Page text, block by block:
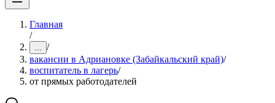
Главная
/
... /
вакансии в Адриановке (Забайкальский край)/
воспитатель в лагерь/
от прямых работодателей